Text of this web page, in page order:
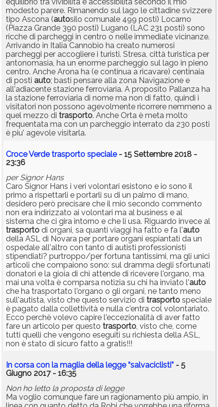
equilibrio tra vivibilità e accessibilità secondo il mio
modesto parere. Rimanendo sul lago le cittadine svizzere
tipo Ascona (autosilo comunale 499 posti) Locarno
(Piazza Grande 390 posti) Lugano (LAC 231 posti) sono
ricche di parcheggi in centro o nelle immediate vicinanze.
Arrivando in Italia Cannobio ha creato numerosi
parcheggi per accogliere i turisti. Stresa, città turistica per
antonomasia, ha un enorme parcheggio sul lago in pieno
centro. Anche Arona ha (e continua a ricavare) centinaia
di posti auto; basti pensare alla zona Navigazione e
all'adiacente stazione ferroviaria. A proposito Pallanza ha
la stazione ferroviaria di nome ma non di fatto, quindi i
visitatori non possono agevolmente ricorrere nemmeno a
quel mezzo di trasporto. Anche Orta è meta molto
frequentata ma con un parcheggio interrato da 230 posti
è piu' agevole visitarla.
Croce Verde trasporto speciale- 15 Settembre 2018 -
23:36
per Signor Hans
Caro Signor Hans i veri volontari esistono e io sono il
primo a rispettarli e portarli su di un palmo di mano,
desidero però precisare che il mio secondo commento
non era indirizzato ai volontari ma al business e al
sistema che ci gira intorno e che li usa. Riguardo invece al
trasporto di organi, sa quanti viaggi ha fatto e fa l'auto
della ASL di Novara per portare organi espiantati da un
ospedale all'altro con tanto di autisti professionisti
stipendiati? purtroppo/per fortuna tantissimi, ma gli unici
articoli che compaiono sono: sul dramma degli sfortunati
donatori e la gioia di chi attende di ricevere l'organo, ma
mai una volta è comparsa notizia su chi ha inviato l'auto
che ha trasportato l'organo o gli organi, ne tanto meno
sull'autista, visto che questo servizio di trasporto speciale
è pagato dalla collettività e nulla c'entra col volontariato.
Ecco perchè volevo capire l'eccezionalità di aver fatto
fare un articolo per questo trasporto, visto che, come
tutti quelli che vengono eseguiti su richiesta della ASL,
non è stato di sicuro fatto a gratis!!!
In corsa con la maglia della legge “salvaciclisti” - 5
Giugno 2017 - 16:35
Non ho letto la proposta di legge
Ma voglio comunque fare un ragionamento più ampio, in